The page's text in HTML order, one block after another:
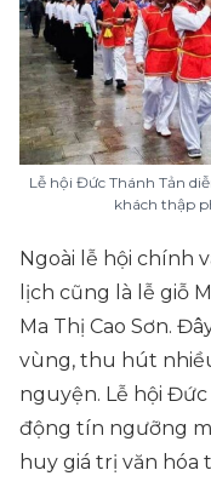
Lễ hội Đức Thánh Tản
khách thập
Ngoài lễ hội chính
lịch cũng là lễ giỗ
Ma Thị Cao Sơn.
vùng, thu hút
nguyện. Lễ hội
động tín ngưỡng
huy giá trị văn hóa